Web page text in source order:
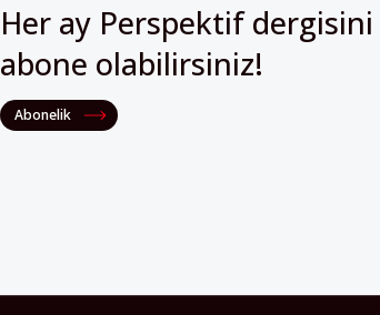
Her ay Perspektif
abone olabilirsiniz!
Abonelik